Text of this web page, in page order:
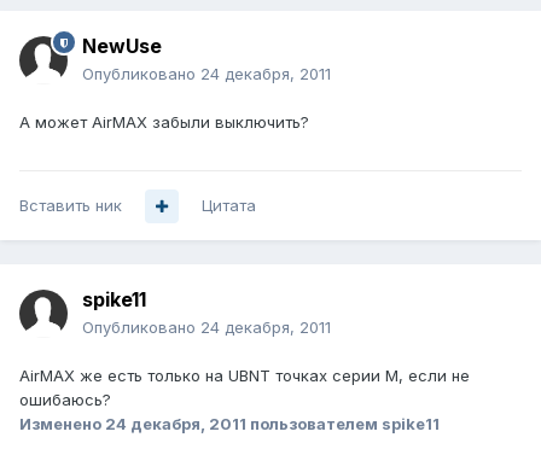
NewUse
Опубликовано 24 декабря, 2011
А может AirMAX забыли выключить?
Вставить ник Цитата
spike11
Опубликовано 24 декабря, 2011
AirMAX же есть только на UBNT точкаx серии M, если не
ошибаюсь?
Изменено 24 декабря, 2011 пользователем spike11